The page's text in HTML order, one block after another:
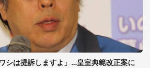
シは提訴しますよ」...皇室典範改正案に